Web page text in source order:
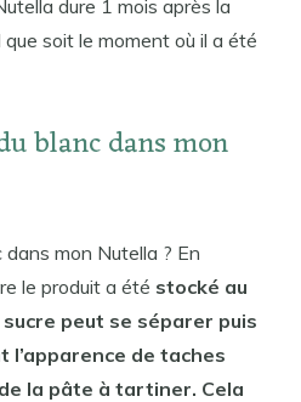
dure 1 mois après la
soit le moment où il a été
blanc dans mon
mon Nutella ? En
le produit a été stocké au
peut se séparer puis
l’apparence de taches
la pâte à tartiner. Cela